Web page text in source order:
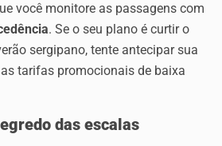
você monitore as passagens com
. Se o seu plano é curtir o
sergipano, tente antecipar sua
tarifas promocionais de baixa
das escalas